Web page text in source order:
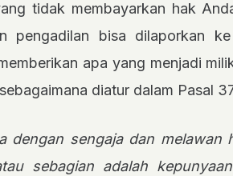
tidak membayarkan hak
pengadilan bisa dilaporkan
apa yang menjadi
diatur dalam Pasal
dengan sengaja dan
sebagian adalah